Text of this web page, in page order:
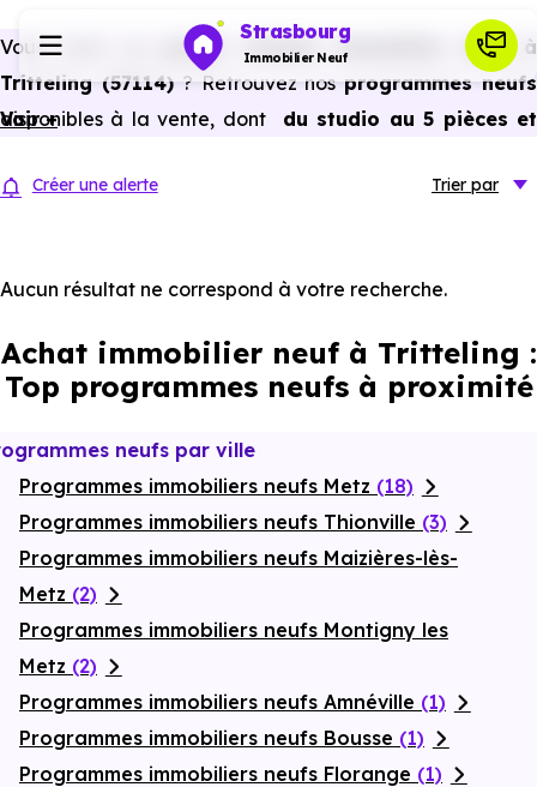
Strasbourg
Immobilier Neuf
Investir
Actualités
Ressources
Financer
Vous avez un
projet d’achat immobilier neuf à
Tritteling (57114)? Retrouvez nos programmes neufs
disponibles à la vente, dont
du studio au 5 pièces et
avantages du neuf :PTZ, TVA réduitedans certains cas,
énergétiques, garanties constructeur, etc.
Voir +
Créer une alerte Trier par
Aucun résultat ne correspond à votre recherche.
Achat immobilier neuf à Tritteling :
Top programmes neufs à proximité
neufs par ville
Programmes immobiliers neufs Metz (18)
Programmes immobiliers neufs Thionville (3)
Programmes immobiliers neufs Maizières-lès-
Metz (2)
Programmes immobiliers neufs Montigny les
Metz (2)
Programmes immobiliers neufs Amnéville (1)
Programmes immobiliers neufs Bousse (1)
Programmes immobiliers neufs Florange (1)